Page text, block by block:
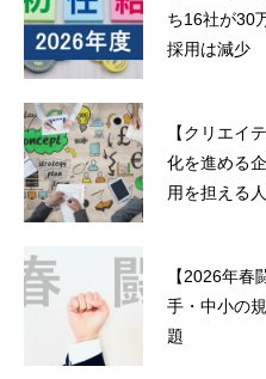
ち16社が30
採用は減少
【クリエイ
化を進める
用を担える
【2026年
手・中小の
題